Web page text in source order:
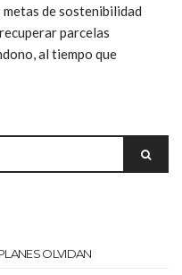
metas de sostenibilidad
parcelas
al tiempo que
OLVIDAN